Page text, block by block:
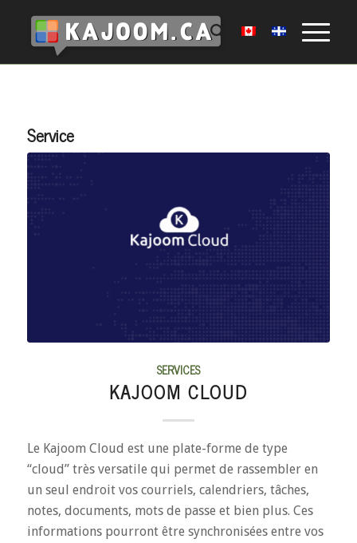
Service
SERVICES
KAJOOM CLOUD
Le Kajoom Cloud est une plate-forme de type
“cloud” très versatile qui permet de rassembler en
un seul endroit vos courriels, calendriers, tâches,
notes, documents, mots de passe et bien plus. Ces
informations pourront être synchronisées entre vos